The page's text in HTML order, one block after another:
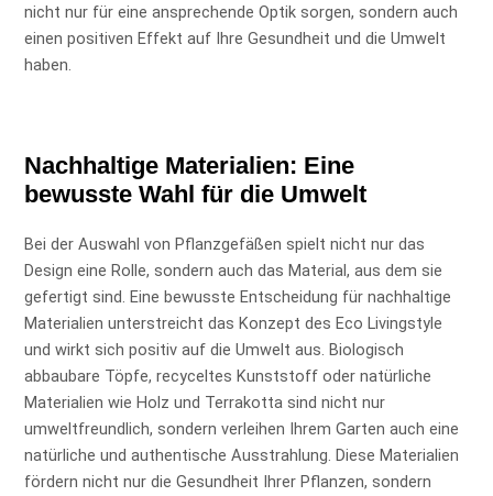
nicht nur für eine ansprechende Optik sorgen, sondern auch
einen positiven Effekt auf Ihre Gesundheit und die Umwelt
haben.
Nachhaltige Materialien: Eine
bewusste Wahl für die Umwelt
Bei der Auswahl von Pflanzgefäßen spielt nicht nur das
Design eine Rolle, sondern auch das Material, aus dem sie
gefertigt sind. Eine bewusste Entscheidung für nachhaltige
Materialien unterstreicht das Konzept des Eco Livingstyle
und wirkt sich positiv auf die Umwelt aus. Biologisch
abbaubare Töpfe, recyceltes Kunststoff oder natürliche
Materialien wie Holz und Terrakotta sind nicht nur
umweltfreundlich, sondern verleihen Ihrem Garten auch eine
natürliche und authentische Ausstrahlung. Diese Materialien
fördern nicht nur die Gesundheit Ihrer Pflanzen, sondern